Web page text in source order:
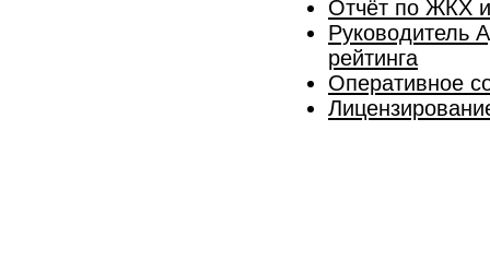
Отчёт по ЖКХ и
Руководитель
рейтинга
Оперативное